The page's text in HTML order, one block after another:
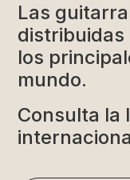
Las
distribuidas
los
mundo.
Consulta la